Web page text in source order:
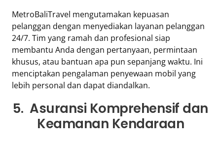
MetroBaliTravel mengutamakan kepuasan
pelanggan dengan menyediakan layanan pelanggan
24/7. Tim yang ramah dan profesional siap
membantu Anda dengan pertanyaan, permintaan
khusus, atau bantuan apa pun sepanjang waktu. Ini
menciptakan pengalaman penyewaan mobil yang
lebih personal dan dapat diandalkan.
5. Asuransi Komprehensif dan
Keamanan Kendaraan